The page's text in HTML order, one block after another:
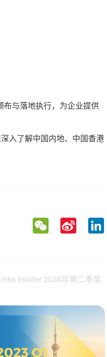
与落地执行，为企业提供
入了解中国内地、中国香港
WeChat
Sina
Weibo
Insider 2026年第二季度